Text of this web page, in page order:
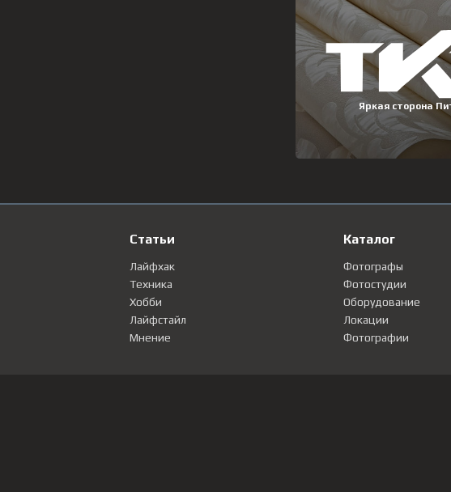
Статьи
Лайфхак
Техника
Хобби
Лайфстайл
Мнение
Каталог
Фотографы
Фотостудии
Оборудование
Локации
Фотографии